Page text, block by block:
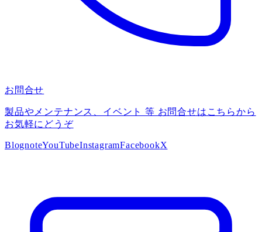
お問合せ
製品やメンテナンス、イベント 等 お問合せはこちらから
お気軽にどうぞ
BlognoteYouTubeInstagramFacebookX